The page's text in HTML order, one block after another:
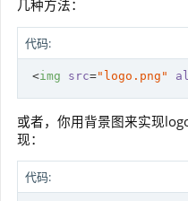
几种方法：
代码:
<img src="logo.png"
或者，你用背景图来实现
现：
代码: